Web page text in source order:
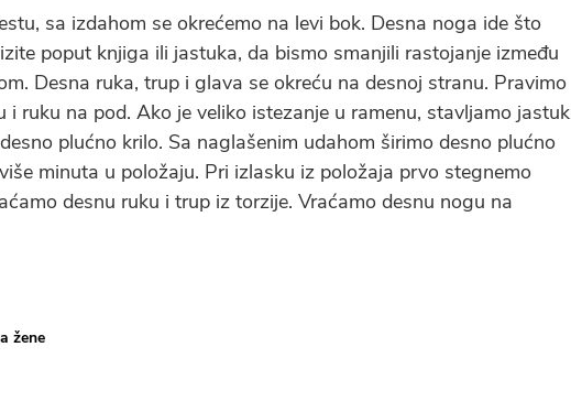
sa izdahom se okrećemo na levi bok. Desna noga ide što
poput knjiga ili jastuka, da bismo smanjili rastojanje između
Desna ruka, trup i glava se okreću na desnoj stranu. Pravimo
ruku na pod. Ako je veliko istezanje u ramenu, stavljamo jastuk
plućno krilo. Sa naglašenim udahom širimo desno plućno
minuta u položaju. Pri izlasku iz položaja prvo stegnemo
desnu ruku i trup iz torzije. Vraćamo desnu nogu na
žene